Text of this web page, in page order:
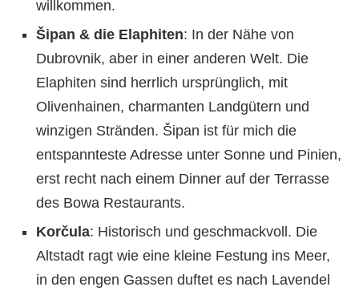
willkommen.
Šipan & die Elaphiten: In der Nähe von
Dubrovnik, aber in einer anderen Welt. Die
Elaphiten sind herrlich ursprünglich, mit
Olivenhainen, charmanten Landgütern und
winzigen Stränden. Šipan ist für mich die
entspannteste Adresse unter Sonne und Pinien,
erst recht nach einem Dinner auf der Terrasse
des Bowa Restaurants.
Korčula: Historisch und geschmackvoll. Die
Altstadt ragt wie eine kleine Festung ins Meer,
in den engen Gassen duftet es nach Lavendel